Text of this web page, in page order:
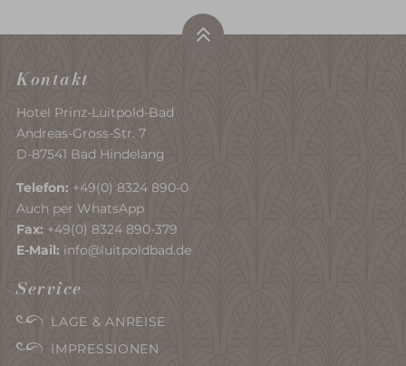
Kontakt
Hotel Prinz-Luitpold-Bad
Andreas-Gross-Str. 7
D-87541 Bad Hindelang
Telefon: +49(0) 8324 890-0
Auch per WhatsApp
Fax: +49(0) 8324 890-379
E-Mail: info@luitpoldbad.de
Service
LAGE & ANREISE
IMPRESSIONEN